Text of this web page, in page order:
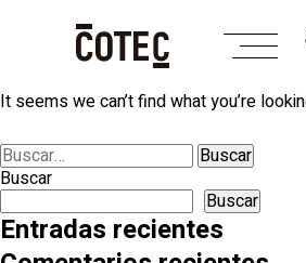
Nothing Found
It seems we can’t find what you’re
Buscar:
Buscar
Buscar
Entradas recientes